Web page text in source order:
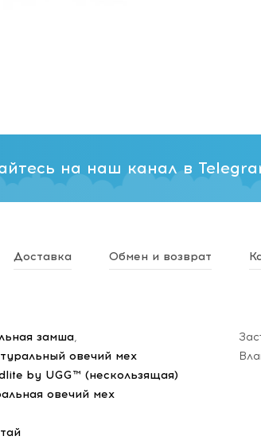
на наш канал в
Доставка Обмен и возврат
замша,
овечий мех
by UGG™ (нескользящая)
овечий мех